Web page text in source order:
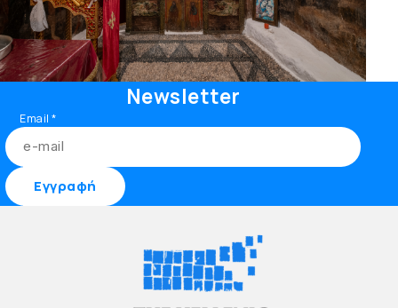
Newsletter
Email*